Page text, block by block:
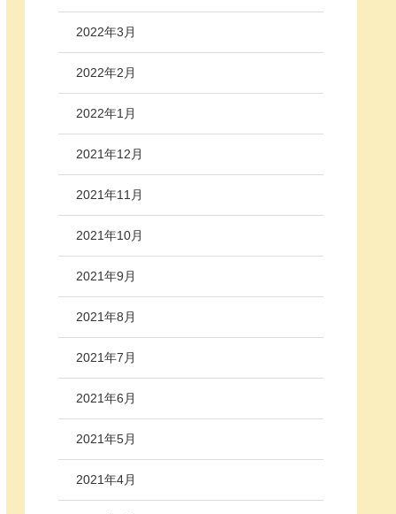
2022年3月
2022年2月
2022年1月
2021年12月
2021年11月
2021年10月
2021年9月
2021年8月
2021年7月
2021年6月
2021年5月
2021年4月